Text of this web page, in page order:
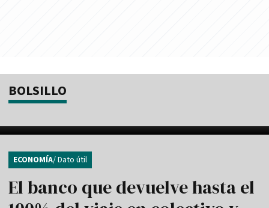
BOLSILLO
El banco que devuelve hasta el
ECONOMÍA/ Dato útil